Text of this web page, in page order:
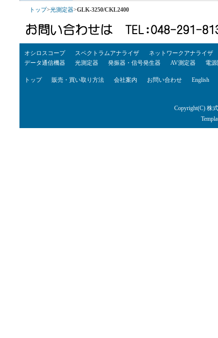
トップ>光測定器>GLK-3250/CKL2400
オシロスコープ スペクトラムアナライザ
ネットワークアナライザ
データ通信機器
光測定器 発振器・信号発生器 AV測定器 電
トップ 販売・買い取り方法 会社案内 お問い合わせ English
Copyright(C) 株